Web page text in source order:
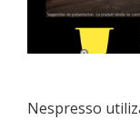
Nespresso